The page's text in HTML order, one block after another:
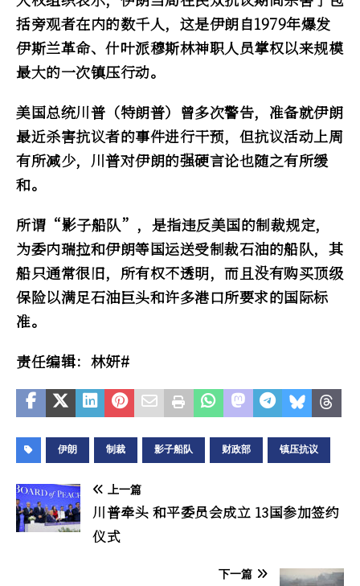
括旁观者在内的数千人，这是伊朗自1979年爆发
伊斯兰革命、什叶派穆斯林神职人员掌权以来规模
最大的一次镇压行动。
美国总统川普（特朗普）曾多次警告，准备就伊朗
最近杀害抗议者的事件进行干预，但抗议活动上周
有所减少，川普对伊朗的强硬言论也随之有所缓
和。
所谓“影子船队”，是指违反美国的制裁规定，
为委内瑞拉和伊朗等国运送受制裁石油的船队，其
船只通常很旧，所有权不透明，而且没有购买顶级
保险以满足石油巨头和许多港口所要求的国际标
准。
责任编辑：林妍#
伊朗 制裁 影子船队 财政部 镇压抗议
上一篇
川普牵头 和平委员会成立 13国参加签约
仪式
下一篇